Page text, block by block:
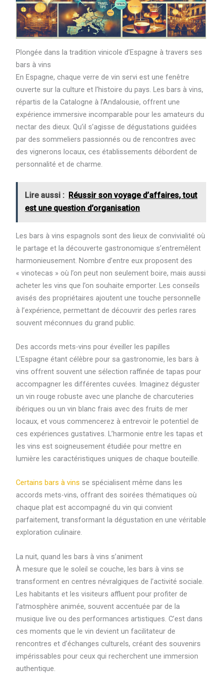
Plongée dans la tradition vinicole d’Espagne à travers ses
bars à vins
En Espagne, chaque verre de vin servi est une fenêtre
ouverte sur la culture et l’histoire du pays. Les bars à vins,
répartis de la Catalogne à l’Andalousie, offrent une
expérience immersive incomparable pour les amateurs du
nectar des dieux. Qu’il s’agisse de dégustations guidées
par des sommeliers passionnés ou de rencontres avec
des vignerons locaux, ces établissements débordent de
personnalité et de charme.
Lire aussi : Réussir son voyage d’affaires, tout
est une question d’organisation
Les bars à vins espagnols sont des lieux de convivialité où
le partage et la découverte gastronomique s’entremêlent
harmonieusement. Nombre d’entre eux proposent des
« vinotecas » où l’on peut non seulement boire, mais aussi
acheter les vins que l’on souhaite emporter. Les conseils
avisés des propriétaires ajoutent une touche personnelle
à l’expérience, permettant de découvrir des perles rares
souvent méconnues du grand public.
Des accords mets-vins pour éveiller les papilles
L’Espagne étant célèbre pour sa gastronomie, les bars à
vins offrent souvent une sélection raffinée de tapas pour
accompagner les différentes cuvées. Imaginez déguster
un vin rouge robuste avec une planche de charcuteries
ibériques ou un vin blanc frais avec des fruits de mer
locaux, et vous commencerez à entrevoir le potentiel de
ces expériences gustatives. L’harmonie entre les tapas et
les vins est soigneusement étudiée pour mettre en
lumière les caractéristiques uniques de chaque bouteille.
Certains bars à vins se spécialisent même dans les
accords mets-vins, offrant des soirées thématiques où
chaque plat est accompagné du vin qui convient
parfaitement, transformant la dégustation en une véritable
exploration culinaire.
La nuit, quand les bars à vins s’animent
À mesure que le soleil se couche, les bars à vins se
transforment en centres névralgiques de l’activité sociale.
Les habitants et les visiteurs affluent pour profiter de
l’atmosphère animée, souvent accentuée par de la
musique live ou des performances artistiques. C’est dans
ces moments que le vin devient un facilitateur de
rencontres et d’échanges culturels, créant des souvenirs
impérissables pour ceux qui recherchent une immersion
authentique.